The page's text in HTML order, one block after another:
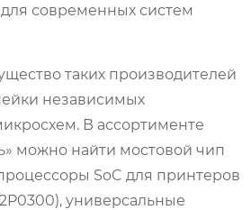
современных систем
таких производителей
независимых
В ассортименте
можно найти мостовой чип
SoC для принтеров
универсальные